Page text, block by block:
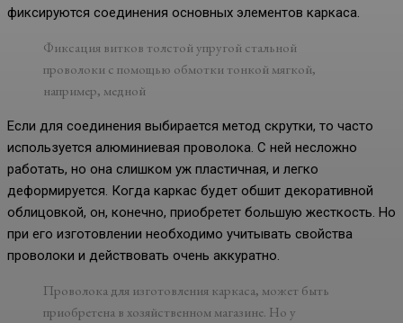
фиксируются соединения основных элементов каркаса.
Фиксация витков толстой упругой стальной
проволоки с помощью обмотки тонкой мягкой,
например, медной
Если для соединения выбирается метод скрутки, то часто
используется алюминиевая проволока. С ней несложно
работать, но она слишком уж пластичная, и легко
деформируется. Когда каркас будет обшит декоративной
облицовкой, он, конечно, приобретет большую жесткость. Но
при его изготовлении необходимо учитывать свойства
проволоки и действовать очень аккуратно.
Проволока для изготовления каркаса, может быть
приобретена в хозяйственном магазине. Но у